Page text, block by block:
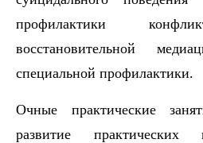
профилактики
восстановительной
специальной профилактики.
Очные практические
развитие практических